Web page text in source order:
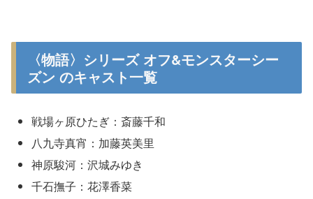
〈物語〉シリーズ オフ&モンスターシー
ズン のキャスト一覧
戦場ヶ原ひたぎ：斎藤千和
八九寺真宵：加藤英美里
神原駿河：沢城みゆき
千石撫子：花澤香菜